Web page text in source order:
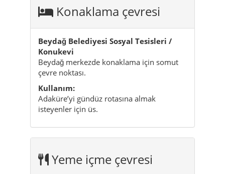
Konaklama çevresi
Beydağ Belediyesi Sosyal Tesisleri /
Konukevi
Beydağ merkezde konaklama için somut
çevre noktası.
Kullanım:
Adaküre’yi gündüz rotasına almak
isteyenler için üs.
Yeme içme çevresi